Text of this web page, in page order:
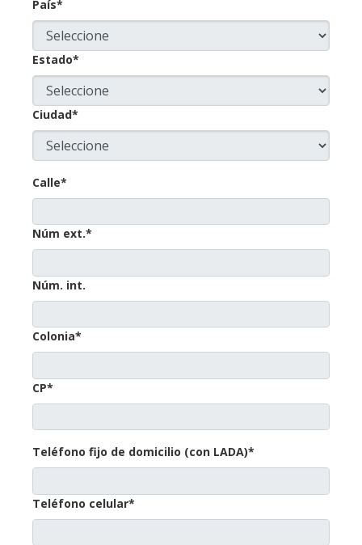
País*
Estado*
Ciudad*
Calle*
Núm ext.*
Núm. int.
Colonia*
CP*
Teléfono fijo de domicilio (con LADA)*
Teléfono celular*